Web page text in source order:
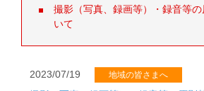
撮影（写真、録画等）・録音等
いて
2023/07/19 地域の皆さまへ